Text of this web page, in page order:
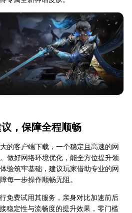
，保障全程顺畅
的客户端下载，一个稳定且高速的网
做好网络环境优化，能全方位提升领
验筑牢基础，建议玩家借助专业的网
每一步操作顺畅无阻。
免费试用其服务，亲身对比加速前后
稳定性与流畅度的提升效果，零门槛